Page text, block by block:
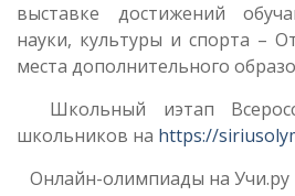
выставке достижений
науки, культуры и спорта –
места дополнительного
Школьный иэтап
школьников на https://
Онлайн-олимпиады на Учи.ру